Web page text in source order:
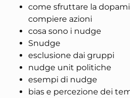
come sfruttare la
compiere azioni
cosa sono i nudge
Snudge
esclusione dai gruppi
nudge unit politiche
esempi di nudge
bias e percezione dei